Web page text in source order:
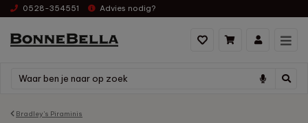
0528-354551 Advies nodig?
Bradley's Piraminis